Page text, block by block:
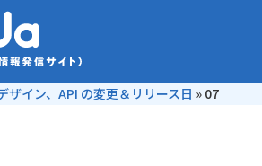
イン、API の変更＆リリース日 » 07